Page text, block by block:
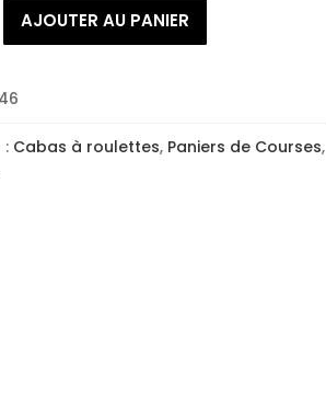
AJOUTER AU PANIER
: Cabas à roulettes, Paniers de Courses,